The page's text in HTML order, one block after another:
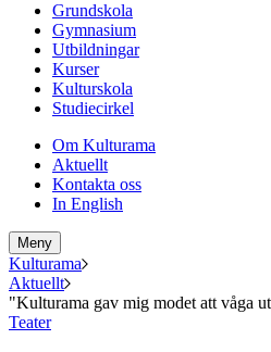
Grundskola
Gymnasium
Utbildningar
Kurser
Kulturskola
Studiecirkel
Om Kulturama
Aktuellt
Kontakta oss
In English
Meny
Kulturama
Aktuellt
"Kulturama gav mig modet att våga
Teater